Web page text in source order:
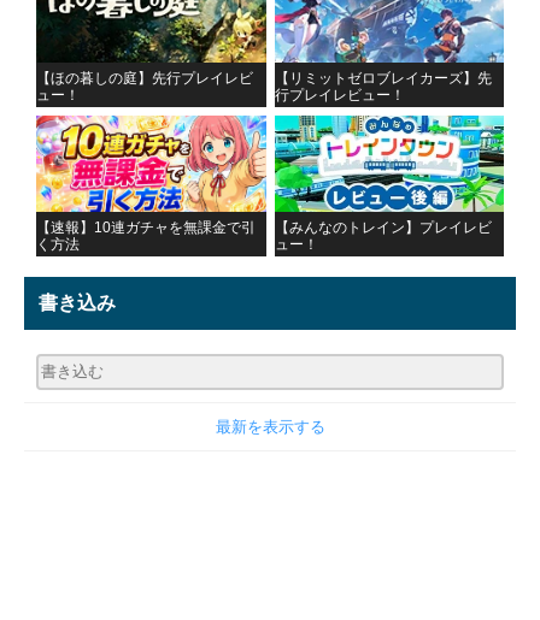
【ほの暮しの庭】先行プレイレビ
ュー！
【リミットゼロブレイカーズ】先
行プレイレビュー！
【速報】10連ガチャを無課金で引
く方法
【みんなのトレイン】プレイレビ
ュー！
書き込み
最新を表示する